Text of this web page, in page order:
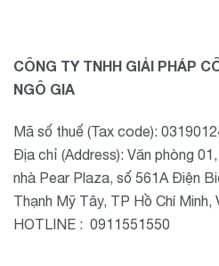
CÔNG TY TNHH GIẢI PHÁP
NGÔ GIA
Mã số thuế (Tax code):
Địa chỉ (Address): Văn phòng
nhà Pear Plaza, số 561A Điện
Thạnh Mỹ Tây, TP Hồ Chí Minh,
HOTLINE : 0911551550